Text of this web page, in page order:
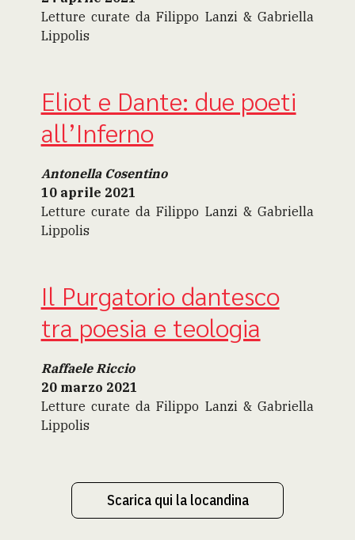
Letture curate da Filippo Lanzi & Gabriella
Lippolis
Eliot e Dante: due poeti
all’Inferno
Antonella Cosentino
10 aprile 2021
Letture curate da Filippo Lanzi & Gabriella
Lippolis
Il Purgatorio dantesco
tra poesia e teologia
Raffaele Riccio
20 marzo 2021
Letture curate da Filippo Lanzi & Gabriella
Lippolis
Scarica qui la locandina